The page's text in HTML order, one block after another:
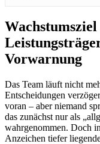
Vorwarnung
Das Team läuft nicht
Entscheidungen
voran – aber niemand
das zunächst nur als
wahrgenommen. Doch
Anzeichen tiefer